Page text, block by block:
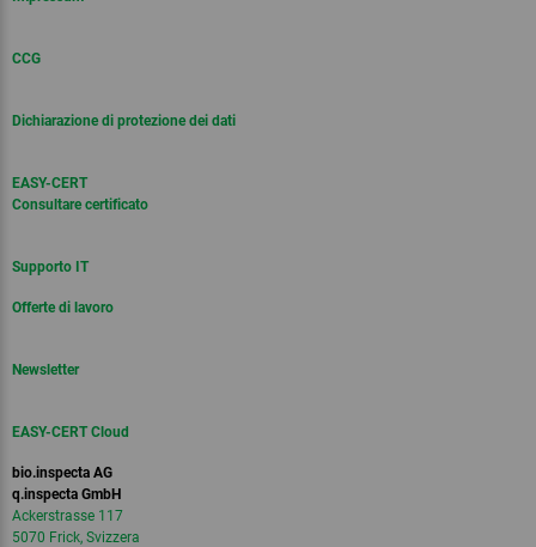
CCG
Dichiarazione di protezione dei dati
EASY-CERT
Consultare certificato
Supporto IT
Offerte di lavoro
Newsletter
EASY-CERT Cloud
bio.inspecta AG
q.inspecta GmbH
Ackerstrasse 117
5070 Frick, Svizzera